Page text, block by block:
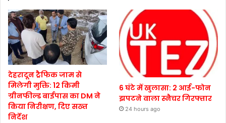
देहरादून ट्रैफिक जाम से
मिलेगी मुक्ति: 12 किमी
ग्रीनफील्ड बाईपास का DM ने
किया निरीक्षण, दिए सख्त
निर्देश
6 घंटे में खुलासा: 2 आई-फोन
झपटने वाला स्नैचर गिरफ्तार
24 hours ago